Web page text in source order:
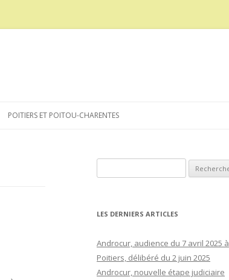
POITIERS ET POITOU-CHARENTES
LES DERNIERS ARTICLES
Androcur, audience du 7 avril 2025 à
Poitiers, délibéré du 2 juin 2025
Androcur, nouvelle étape judiciaire